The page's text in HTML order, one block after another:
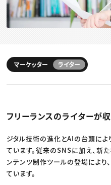
CREATIVE JOB求人検索
特集求人
採用説明会
スキルアップしたい！
デザイン
編集・ライティング
マーケティング
業界解説・キャリア事情
お役立ち基礎知識
TOP Creator’s コラム
Webクリエイター
アプリクリエイター
映像クリエイター
マーケッター
クリエイターインタビュー
C＆R Magazine
セミナー
ニュース・トレンド
ニュース・トレンド トップ
Web
映像
ゲーム・エンタメ
マーケッター ライター
フリーランスのライターが
ジタル技術の進化とAIの台頭によ
ています。従来のSNSに加え、新
ンテンツ制作ツールの登場によ
ています。